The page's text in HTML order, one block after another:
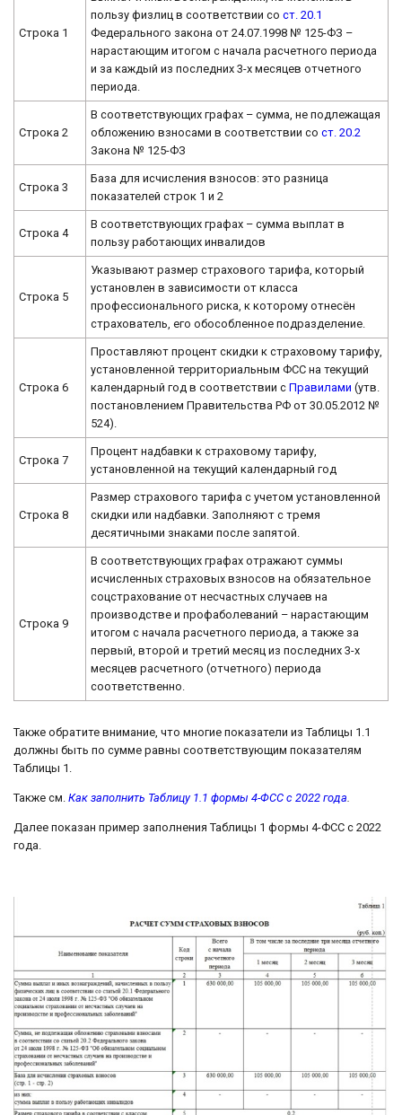
Строка 1
пользу физлиц в соответствии сост. 20.1
Федерального закона от 24.07.1998 № 125-ФЗ –
нарастающим итогом с начала расчетного периода
и за каждый из последних 3-х месяцев отчетного
периода.
Строка 2
В соответствующих графах – сумма, не подлежащая
обложению взносами в соответствии сост. 20.2
Закона № 125-ФЗ
Строка 3
База для исчисления взносов: это разница
показателей строк 1 и 2
Строка 4
В соответствующих графах – сумма выплат в
пользу работающих инвалидов
Строка 5
Указывают размер страхового тарифа, который
установлен в зависимости от класса
профессионального риска, к которому отнесён
страхователь, его обособленное подразделение.
Строка 6
Проставляют процент скидки к страховому тарифу,
установленной территориальным ФСС на текущий
календарный год в соответствии сПравилами (утв.
постановлением Правительства РФ от 30.05.2012 №
524).
Строка 7
Процент надбавки к страховому тарифу,
установленной на текущий календарный год
Строка 8
Размер страхового тарифа с учетом установленной
скидки или надбавки. Заполняют с тремя
десятичными знаками после запятой.
Строка 9
В соответствующих графах отражают суммы
исчисленных страховых взносов на обязательное
соцстрахование от несчастных случаев на
производстве и профаболеваний – нарастающим
итогом с начала расчетного периода, а также за
первый, второй и третий месяц из последних 3-х
месяцев расчетного (отчетного) периода
соответственно.
Также обратите внимание, что многие показатели из Таблицы 1.1
должны быть по сумме равны соответствующим показателям
Таблицы 1.
Также см. Как заполнить Таблицу 1.1 формы 4-ФСС с 2022 года
Далее показан пример заполнения Таблицы 1 формы 4-ФСС с 2022
года.